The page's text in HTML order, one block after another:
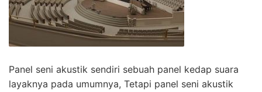
Panel seni akustik sendiri sebuah panel kedap suara
layaknya pada umumnya, Tetapi panel seni akustik